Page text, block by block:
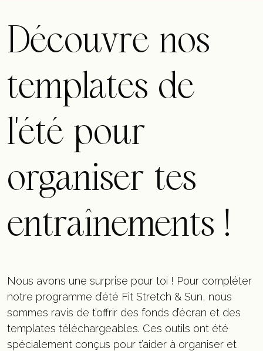
Découvre nos
templates de
l’été pour
organiser tes
entraînements !
Nous avons une surprise pour toi ! Pour compléter
notre programme d’été Fit Stretch & Sun, nous
sommes ravis de t’offrir des fonds d’écran et des
templates téléchargeables. Ces outils ont été
spécialement conçus pour t’aider à organiser et